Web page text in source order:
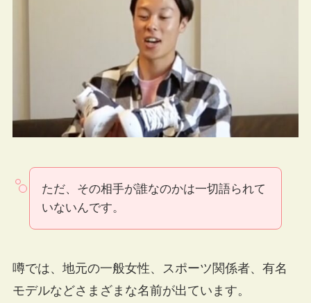
ただ、その相手が誰なのかは一切語られて
いないんです。
噂では、地元の一般女性、スポーツ関係者、有名
モデルなどさまざまな名前が出ています。